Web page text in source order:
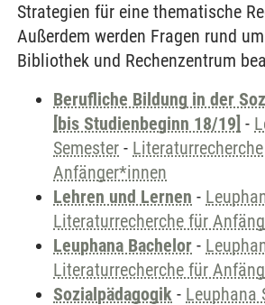
Strategien für eine thematische
Außerdem werden Fragen rund
Bibliothek und Rechenzentrum
Berufliche Bildung in der
[bis Studienbeginn 18/19] -
Semester -
Anfänger*innen
Lehren und Lernen -
Literaturrecherche für
Leuphana Bachelor -
Literaturrecherche für
Sozialpädagogik - Leuphana